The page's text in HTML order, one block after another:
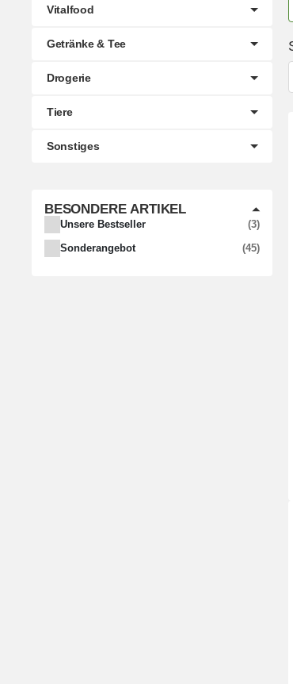
Vitalfood
Getränke & Tee
Drogerie
Tiere
Sonstiges
BESONDERE ARTIKEL
Unsere Bestseller 3
ARTIKEL
Sonderangebot 45
ARTIKEL